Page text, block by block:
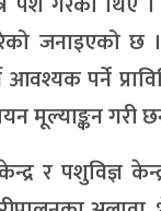
जनाइएको छ
पर्ने
गरी
र पशुविज्ञ